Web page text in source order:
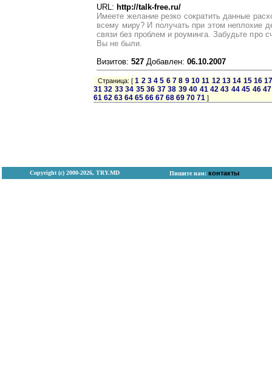
URL: http://talk-free.ru/
Имеете желание резко сократить данные
всему миру? И получать при этом неплохие
связи без проблем и роуминга. Забудьте про
Вы не были.
Визитов: 527 Добавлен: 06.10.2007
Страница: [1 2 3 4 5 6 7 8 9 10 11 12 13 14 15 16
31 32 33 34 35 36 37 38 39 40 41 42 43 44 45 46 47
61 62 63 64 65 66 67 68 69 70 71 ]
Copyright (с) 2000-2026, TRY.MD Пишите нам: контакты